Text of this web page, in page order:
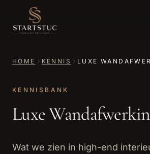
HOME KENNIS LUXE
KENNISBANK
Luxe
Wat we zien in high-end